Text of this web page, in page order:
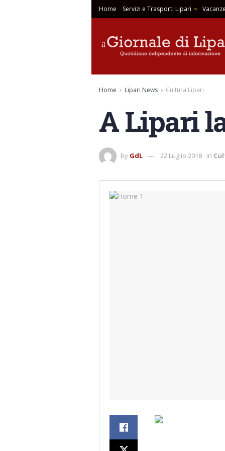
Home Servizi e Trasporti Lipari
Home Lipari News Cultura Lipari
A Lipari
by GdL 22 Luglio 2018 in